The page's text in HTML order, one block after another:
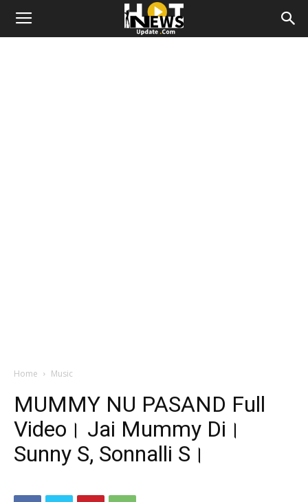
Home Music
MUMMY NU PASAND Full
Video। Jai Mummy Di।
Sunny S, Sonnalli S।